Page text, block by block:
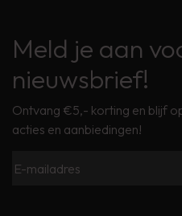
Meld je aan
nieuwsbrief!
Ontvang €5,- korting en blijf
acties en aanbiedingen!